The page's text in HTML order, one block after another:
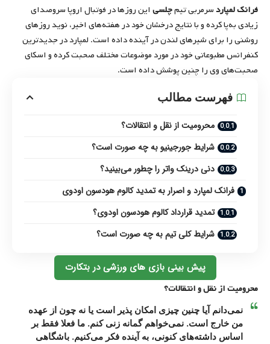
فرانک لمپاردسرمربی تیمچلسی این روزها در فوتبال اروپا سروصدای
زیادی به‌پا کرده و با نتایج درخشان خود در هفته‌های اخیر، نوید روزهای
روشنی را برای شیرهای لندن در آینده داده‌ است. لمپارد در جدیدترین
کنفرانس مطبوعاتی خود در مورد موضوعات مختلف صحبت کرده‌ و اسکای
صحبت‌های وی را چنین پوشش داده است.
فهرست مطالب
محرومیت از نقل و انتقالات؟
شرایط جورجینیو به چه صورت است؟
دنی درینک واتر را چطور می‌بینید؟
فرانک لمپارد و اصرار به تمدید کالوم هودسون اودوی
تمدید قرارداد کالوم هودسون اودوی؟
شرایط کلی تیم به چه صورت است؟
پیش بینی بازی های ورزشی در بتکارت
محرومیت از نقل و انتقالات؟
نمی‌دانم آیا چنین چیزی امکان پذیر است یا نه چون از عهده
من خارج است. نمی‌خواهم گمانه زنی کنم. ما فعلا فقط بر
اساس داشته‌های کنونی، به آینده فکر می‌کنیم. باشگاهی